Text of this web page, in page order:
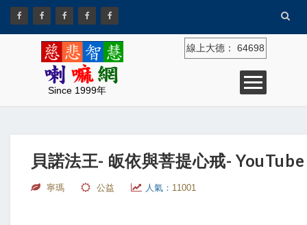
Since 1999年
線上大德： 64698
貝諾法王- 皈依與菩提心戒- YouTube
寧瑪 公益 人氣： 11001